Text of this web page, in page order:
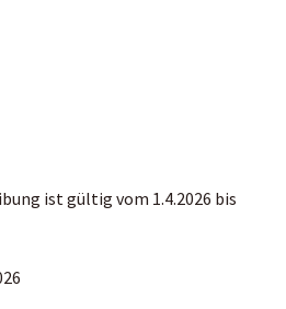
ist gültig vom 1.4.2026 bis